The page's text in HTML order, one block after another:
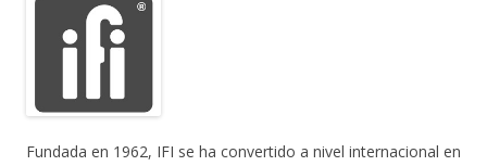
Fundada en 1962, IFI se ha convertido a nivel internacional en